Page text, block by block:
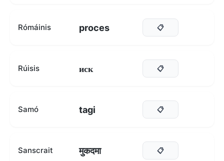
Rómáinis proces 📋
Rúisis иск 📋
Samó tagi 📋
Sanscrait मुकदमा 📋